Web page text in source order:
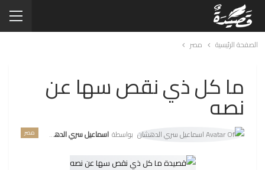
الصفحة الرئيسية مصر
ما كل ذي نقص سها عن
نصه
مصر بواسطة اسماعيل سري الدهشان